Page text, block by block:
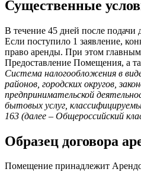
Существенные
В течение 45 дней после подачи
Если поступило 1 заявление,
право аренды. При этом
Предоставление Помещения, а
Система налогообложения в
районов, городских округов,
предпринимательской
бытовых услуг,
163 (далее – Общероссийский
Образец договора
Помещение принадлежит